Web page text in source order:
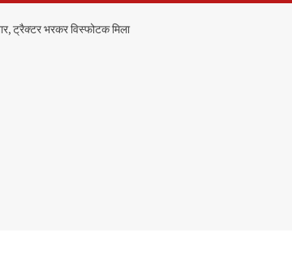
ट्रैक्टर भरकर विस्फोटक मिला